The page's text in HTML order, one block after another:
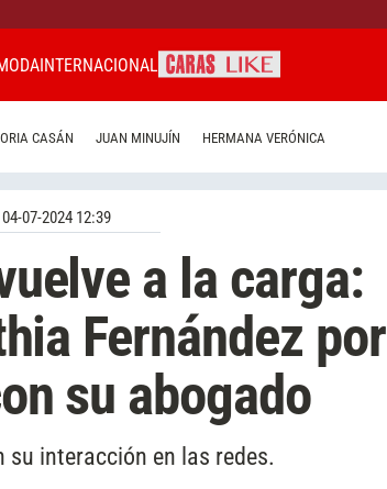
INTERNACIONAL
CASÁN JUAN MINUJÍN HERMANA VERÓNICA
04-07-2024 12:39
a la carga:
Fernández por
su abogado
su interacción en las redes.